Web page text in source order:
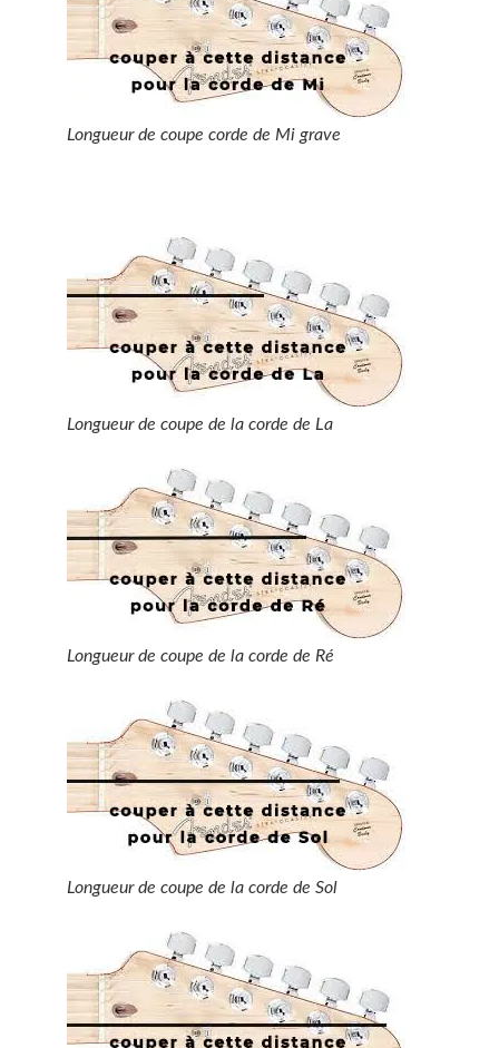
Longueur de coupe corde de Mi grave
Longueur de coupe de la corde de La
Longueur de coupe de la corde de Ré
Longueur de coupe de la corde de Sol